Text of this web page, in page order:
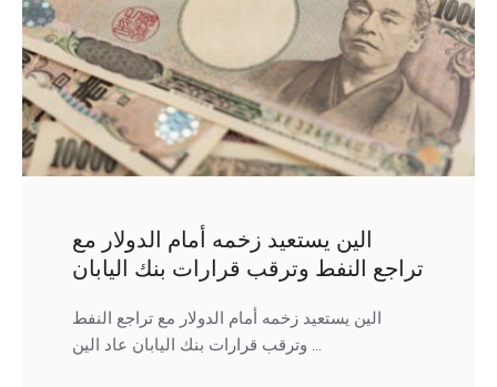
الين يستعيد زخمه أمام الدولار مع
تراجع النفط وترقب قرارات بنك اليابان
الين يستعيد زخمه أمام الدولار مع تراجع النفط
وترقب قرارات بنك اليابان عاد الين …